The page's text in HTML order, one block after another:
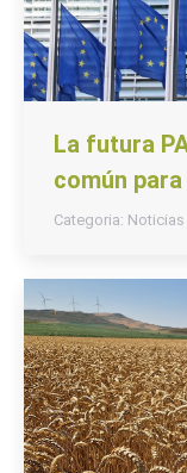
La futura
común
Categoria: Noticias